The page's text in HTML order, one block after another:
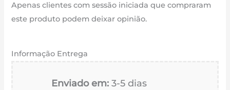
Apenas clientes com sessão iniciada que compraram
este produto podem deixar opinião.
Informação Entrega
Enviado em: 3-5 dias